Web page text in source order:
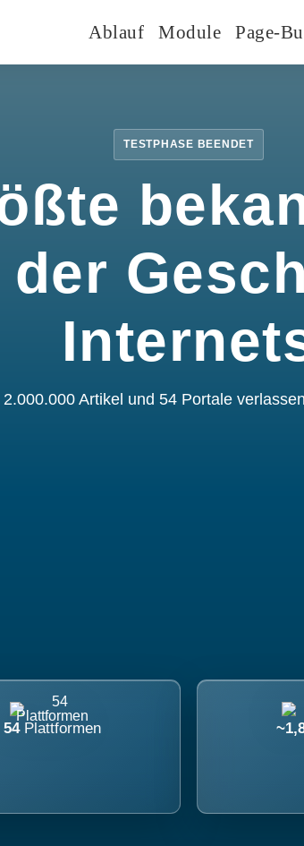
Ablauf Module Page-
TESTPHASE BEENDET
2.000.000 Artikel und 54 Portale
54 Plattformen